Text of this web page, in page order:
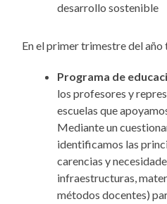
desarrollo sostenible
En el primer trimestre del año
Programa de
los profesores y
escuelas que
Mediante un
identificamos las
carencias y
infraestructuras,
métodos docentes)